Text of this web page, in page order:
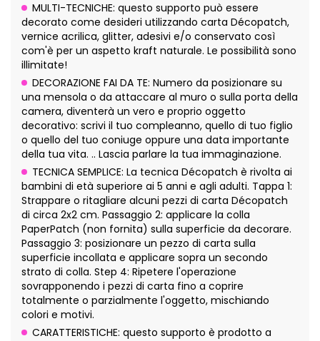
MULTI-TECNICHE: questo supporto può essere
decorato come desideri utilizzando carta Décopatch,
vernice acrilica, glitter, adesivi e/o conservato così
com'è per un aspetto kraft naturale. Le possibilità sono
illimitate!
DECORAZIONE FAI DA TE: Numero da posizionare su
una mensola o da attaccare al muro o sulla porta della
camera, diventerà un vero e proprio oggetto
decorativo: scrivi il tuo compleanno, quello di tuo figlio
o quello del tuo coniuge oppure una data importante
della tua vita. .. Lascia parlare la tua immaginazione.
TECNICA SEMPLICE: La tecnica Décopatch è rivolta ai
bambini di età superiore ai 5 anni e agli adulti. Tappa 1:
Strappare o ritagliare alcuni pezzi di carta Décopatch
di circa 2x2 cm. Passaggio 2: applicare la colla
PaperPatch (non fornita) sulla superficie da decorare.
Passaggio 3: posizionare un pezzo di carta sulla
superficie incollata e applicare sopra un secondo
strato di colla. Step 4: Ripetere l'operazione
sovrapponendo i pezzi di carta fino a coprire
totalmente o parzialmente l'oggetto, mischiando
colori e motivi.
CARATTERISTICHE: questo supporto è prodotto a